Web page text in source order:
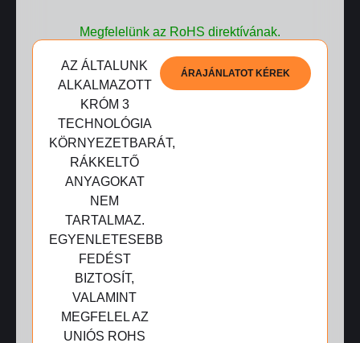
Megfelelünk az RoHS direktívának.
AZ ÁLTALUNK
ALKALMAZOTT
KRÓM 3
TECHNOLÓGIA
KÖRNYEZETBARÁT,
RÁKKELTŐ
ANYAGOKAT
NEM
TARTALMAZ.
EGYENLETESEBB
FEDÉST
BIZTOSÍT,
VALAMINT
MEGFELEL AZ
UNIÓS ROHS
ÁRAJÁNLATOT KÉREK